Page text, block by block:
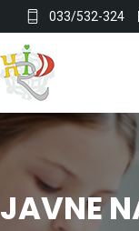
033/532-324
JAVNE